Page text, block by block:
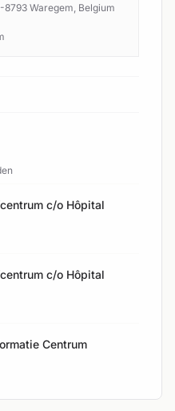
Waregem, Belgium
c/o Hôpital
c/o Hôpital
Centrum